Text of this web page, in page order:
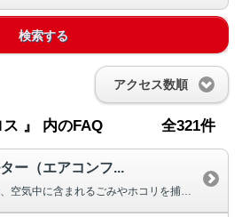
検索する
アクセス数順
ス 』 内のFAQ 全321件
ー（エアコンフ...